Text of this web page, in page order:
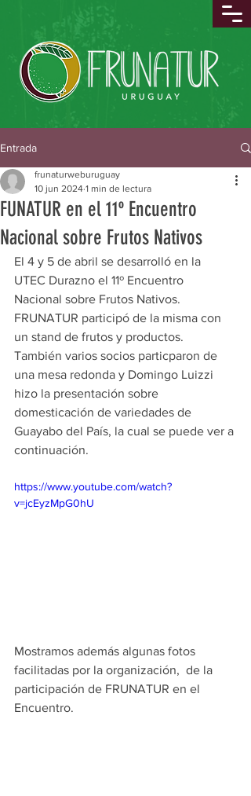
Entrada
FUNATUR en el 11º Encuentro
Nacional sobre Frutos Nativos
frunaturweburuguay
10 jun 2024 1 min de lectura
El 4 y 5 de abril se desarrolló en la
UTEC Durazno el 11º Encuentro
Nacional sobre Frutos Nativos.
FRUNATUR participó de la misma con
un stand de frutos y productos.
También varios socios particparon de
una mesa redonda y Domingo Luizzi
hizo la presentación sobre
domesticación de variedades de
Guayabo del País, la cual se puede ver a
continuación.
https://www.youtube.com/watch?
v=jcEyzMpG0hU
Mostramos además algunas fotos
facilitadas por la organización,  de la
participación de FRUNATUR en el
Encuentro.